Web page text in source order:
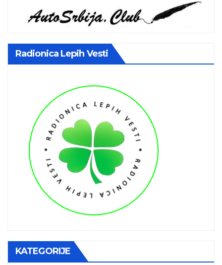
Radionica Lepih Vesti
KATEGORIJE